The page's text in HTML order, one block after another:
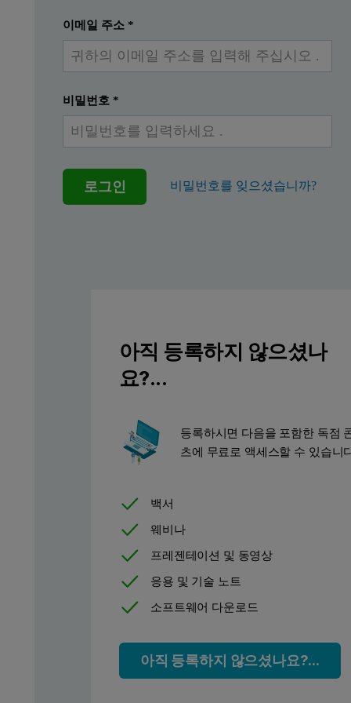
While creating these polymers is a particular challenge,
In this application note, we will show, using polystyrene, how
Polymer properties
Advanced GPC/ SEC
The principle of GPC involves separating the sample as it
Materials and methods
Samples were separated using two Viscotek T6000M
Flow rate: 1.0 mL/min
Autosampler temperature: 15 °C
Detectors temperature: 35 °C
All system control, data acquisition, data analysis and data
The three polymer samples analyzed were all polystyrenes.
이메일 주소 *
비밀번호 *
로그인 비밀번호를 잊으셨습니까?
아직 등록하지 않으셨나
요?...
등록하시면 다음을 포함한 독점
츠에 무료로 액세스할 수 있습니
백서
웨비나
프레젠테이션 및 동영상
응용 및 기술 노트
소프트웨어 다운로드
아직 등록하지 않으셨나요?...